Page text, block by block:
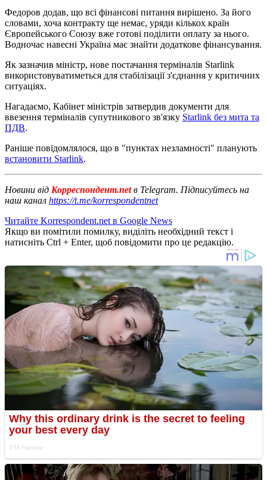
Федоров додав, що всі фінансові питання вирішено. За його
словами, хоча контракту ще немає, уряди кількох країн
Європейського Союзу вже готові поділити оплату за нього.
Водночас навесні Україна має знайти додаткове фінансування.
Як зазначив міністр, нове постачання терміналів Starlink
використовуватиметься для стабілізації з'єднання у критичних
ситуаціях.
Нагадаємо, Кабінет міністрів затвердив документи для
ввезення терміналів супутникового зв'язку Starlink без мита та
ПДВ.
Раніше повідомлялося, що в "пунктах незламності" планують
встановити Starlink.
Новини від Корреспондент.netв Telegram. Підписуйтесь на
наш канал https://t.me/korrespondentnet
Читайте Korrespondent.net в Google News
Якщо ви помітили помилку, виділіть необхідний текст і
натисніть Ctrl + Enter, щоб повідомити про це редакцію.